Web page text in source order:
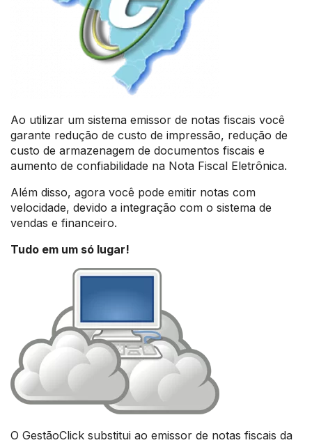
Ao utilizar um sistema emissor de notas fiscais você
garante redução de custo de impressão, redução de
custo de armazenagem de documentos fiscais e
aumento de confiabilidade na Nota Fiscal Eletrônica.
Além disso, agora você pode emitir notas com
velocidade, devido a integração com o sistema de
vendas e financeiro.
Tudo em um só lugar!
O GestãoClick substitui ao emissor de notas fiscais da